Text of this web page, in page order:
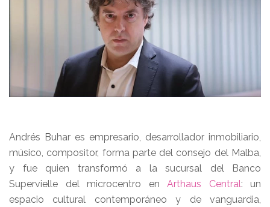
Andrés Buhar es empresario, desarrollador inmobiliario,
músico, compositor, forma parte del consejo del Malba,
y fue quien transformó a la sucursal del Banco
Supervielle del microcentro en Arthaus Central: un
espacio cultural contemporáneo y de vanguardia,